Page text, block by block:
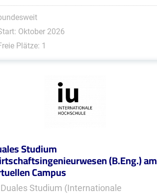
Oktober 2026
Plätze: 1
Studium
(B.Eng.) am
Campus
Studium (Internationale